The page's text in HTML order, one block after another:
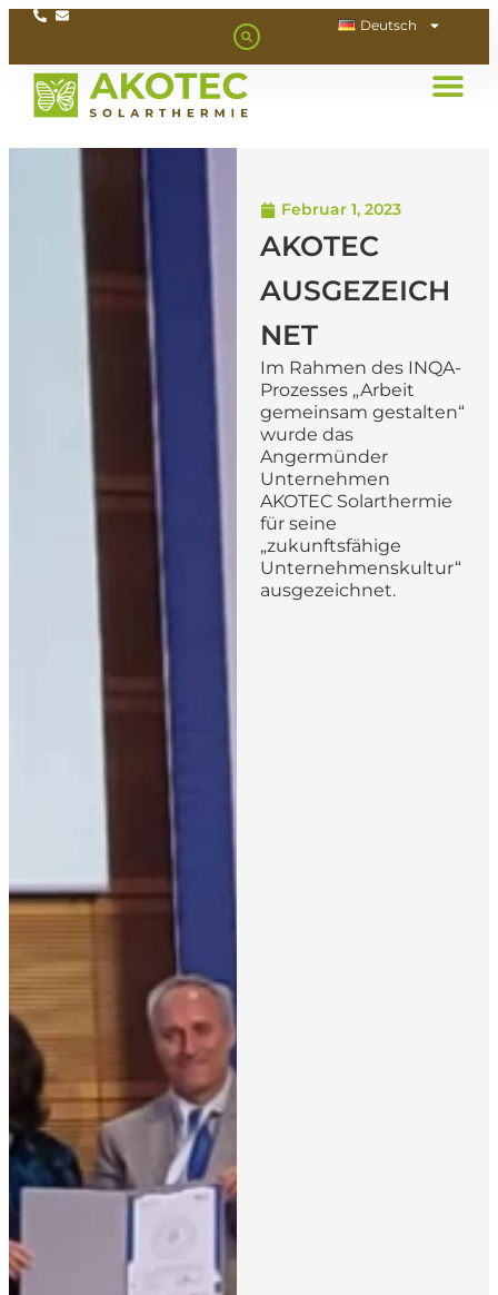
Deutsch
Februar 1, 2023
AKOTEC
AUSGEZEICH
NET
Im Rahmen des INQA-
Prozesses „Arbeit
gemeinsam gestalten“
wurde das
Angermünder
Unternehmen
AKOTEC Solarthermie
für seine
„zukunftsfähige
Unternehmenskultur“
ausgezeichnet.